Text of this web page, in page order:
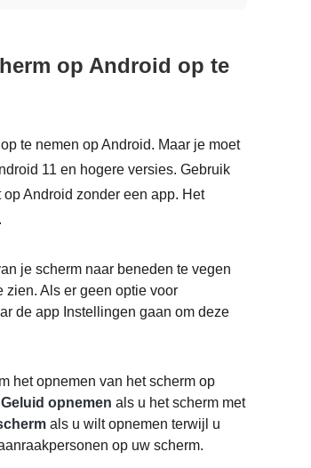
op Android op te
te nemen op Android. Maar je moet
11 en hogere versies. Gebruik
Android zonder een app. Het
je scherm naar beneden te vegen
Als er geen optie voor
de app Instellingen gaan om deze
het opnemen van het scherm op
Geluid opnemen als u het scherm met
als u wilt opnemen terwijl u
op uw scherm.